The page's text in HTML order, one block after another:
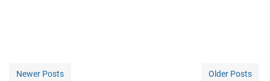
Newer Posts Older Posts